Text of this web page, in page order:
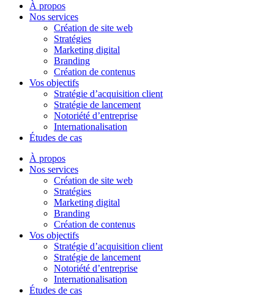
À propos
Nos services
Création de site web
Stratégies
Marketing digital
Branding
Création de contenus
Vos objectifs
Stratégie d’acquisition client
Stratégie de lancement
Notoriété d’entreprise
Internationalisation
Études de cas
À propos
Nos services
Création de site web
Stratégies
Marketing digital
Branding
Création de contenus
Vos objectifs
Stratégie d’acquisition client
Stratégie de lancement
Notoriété d’entreprise
Internationalisation
Études de cas